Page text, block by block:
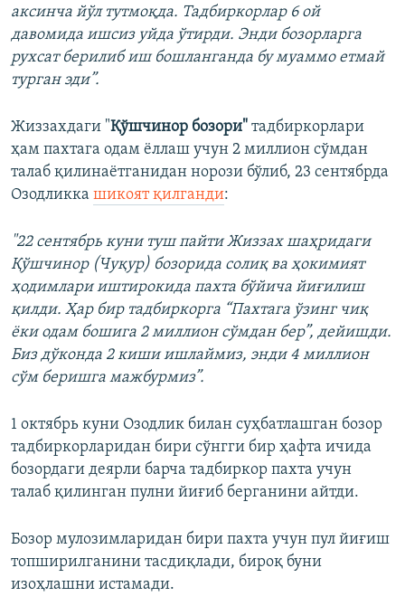
аксинча йўл тутмоқда. Тадбиркорлар 6 ой
давомида ишсиз уйда ўтирди. Энди бозорларга
рухсат берилиб иш бошланганда бу муаммо етмай
турган эди”.
Жиззахдаги "Қўшчинор бозори" тадбиркорлари
ҳам пахтага одам ёллаш учун 2 миллион сўмдан
талаб қилинаётганидан норози бўлиб, 23 сентябрда
Озодликка шикоят қилганди:
"22 сентябрь куни туш пайти Жиззах шаҳридаги
Қўшчинор(Чуқур) бозорида солиқ ва ҳокимият
ҳодимлари иштирокида пахта бўйича йиғилиш
қилди. Ҳар бир тадбиркорга “Пахтага ўзинг чиқ
ёки одам бошига 2миллион сўмдан бер”, дейишди.
Биз дўконда 2киши ишлаймиз, энди4 миллион
сўм беришга мажбурмиз”.
1 октябрь куни Озодлик билан суҳбатлашган бозор
тадбиркорларидан бири сўнгги бир ҳафта ичида
бозордаги деярли барча тадбиркор пахта учун
талаб қилинган пулни йиғиб берганини айтди.
Бозор мулозимларидан бири пахта учун пул йиғиш
топширилганини тасдиқлади, бироқ буни
изоҳлашни истамади.